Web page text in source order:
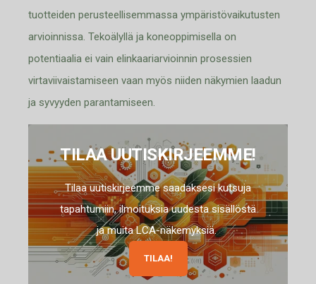
tuotteiden perusteellisemmassa ympäristövaikutusten
arvioinnissa. Tekoälyllä ja koneoppimisella on
potentiaalia ei vain elinkaariarvioinnin prosessien
virtaviivaistamiseen vaan myös niiden näkymien laadun
ja syvyyden parantamiseen.
TILAA UUTISKIRJEEMME!
Tilaa uutiskirjeemme saadaksesi kutsuja
tapahtumiin, ilmoituksia uudesta sisällöstä
ja muita LCA-näkemyksiä.
TILAA!